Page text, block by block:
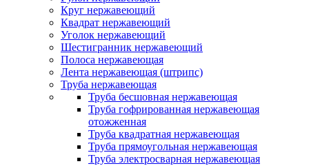
Круг нержавеющий
Квадрат нержавеющий
Уголок нержавеющий
Шестигранник нержавеющий
Полоса нержавеющая
Лента нержавеющая (штрипс)
Труба нержавеющая
Труба бесшовная нержавеющая
Труба гофрированная нержавеющая
отожженная
Труба квадратная нержавеющая
Труба прямоугольная нержавеющая
Труба электросварная нержавеющая